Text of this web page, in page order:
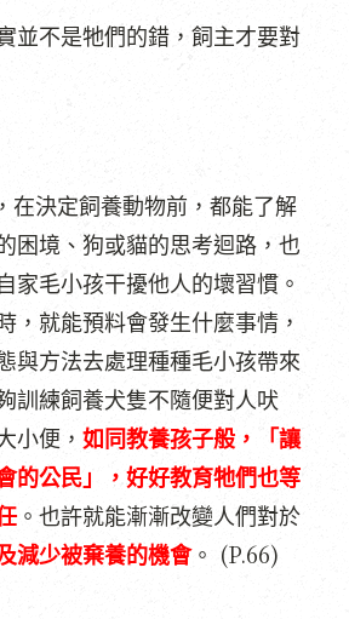
並不是牠們的錯，飼主才要對
在決定飼養動物前，都能了解
困境、狗或貓的思考迴路，也
家毛小孩干擾他人的壞習慣。
，就能預料會發生什麼事情，
與方法去處理種種毛小孩帶來
訓練飼養犬隻不隨便對人吠
小便， 如同教養孩子般，「讓
的公民」，好好教育牠們也等
。也許就能漸漸改變人們對於
減少被棄養的機會。 (P.66)